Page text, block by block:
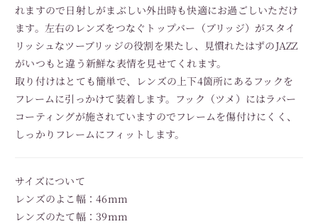
れますので日射しがまぶしい外出時も快適にお過ごしいただけ
ます。左右のレンズをつなぐトップバー（ブリッジ）がスタイ
リッシュなツーブリッジの役割を果たし、見慣れたはずのJAZZ
がいつもと違う新鮮な表情を見せてくれます。
取り付けはとても簡単で、レンズの上下4箇所にあるフックを
フレームに引っかけて装着します。フック（ツメ）にはラバー
コーティングが施されていますのでフレームを傷付けにくく、
しっかりフレームにフィットします。
サイズについて
レンズのよこ幅：46mm
レンズのたて幅：39mm